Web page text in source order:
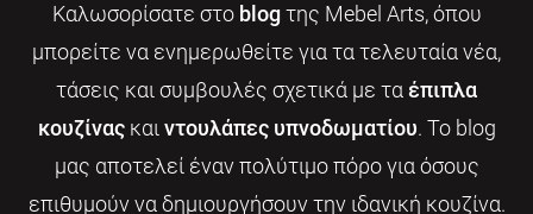
Καλωσορίσατε στο blogτης Mebel Arts, όπου
μπορείτε να ενημερωθείτε για τα τελευταία νέα,
τάσεις και συμβουλές σχετικά με τα έπιπλα
κουζίναςκαι ντουλάπες υπνοδωματίου. Το blog
μας αποτελεί έναν πολύτιμο πόρο για όσους
επιθυμούν να δημιουργήσουν την ιδανική κουζίνα.